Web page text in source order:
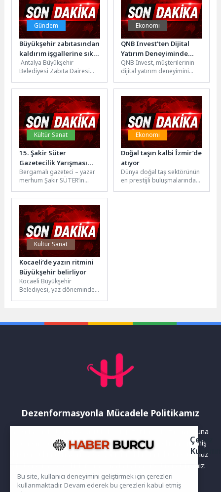
Gündem
Büyükşehir zabıtasından
kaldırım işgallerine sıkı
denetim
Antalya Büyükşehir
Belediyesi Zabıta Dairesi
merkezinde yaya ve araç
trafiğini etkileyen kaldırım...
Ekonomi
QNB Invest’ten Dijital
Yatırım Deneyiminde
Yeni Adım: Invest Plus
QNB Invest, müşterilerinin
dijital yatırım deneyimini
teknolojiler alanındaki
stratejik iş birliğini bir...
Kültür Sanat
15. Şakir Süter
Gazetecilik Yarışması
Başvuruları Başladı
Bergamalı gazeteci – yazar
merhum Şakir SÜTER’in
Bergama Belediyesi ile İzmir
Gazeteciler...
Ekonomi
Doğal taşın kalbi İzmir’de
atıyor
Dünya doğal taş sektörünün
en prestijli buluşmalarından
Kültür Sanat
Kocaeli’de yazın ritmini
Büyükşehir belirliyor
Kocaeli Büyükşehir
Belediyesi, yaz döneminde
Dezenformasyonla Mücadele Politikamız
Yayınlanan haberler doğruluk ilkesi gözetilerek hazırlanır. Buna
rağmen bazı içeriklerde eksik, hatalı veya güncelliğini yitirmiş
bilgiler bulunabilir.Yanlış veya yanıltıcı olduğunu düşündüğünüz
haberleri aşağıdaki iletişim kanallarından bize bildirebilirsiniz:
Çerez
Bu site, kullanıcı deneyimini geliştirmek için çerezleri
kullanmaktadır. Devam ederek bu çerezleri kabul etmiş